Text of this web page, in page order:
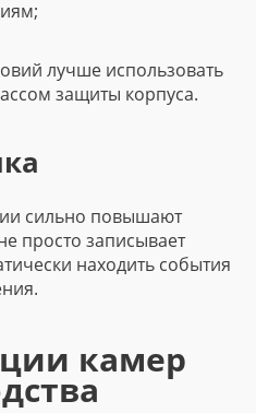
лучше использовать
защиты корпуса.
сильно повышают
просто записывает
находить события
камер